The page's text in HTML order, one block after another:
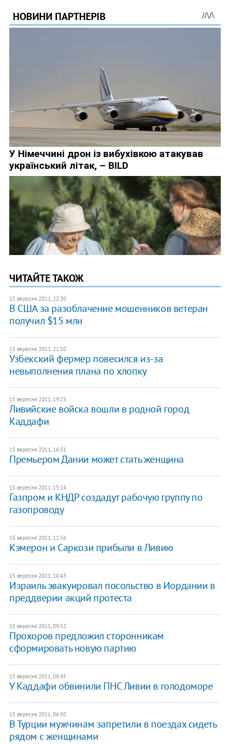
ЧИТАЙТЕ ТАКОЖ
15 вересня 2011, 22:30
В США за разоблачение мошенников ветеран
получил $15 млн
15 вересня 2011, 22:10
Узбекский фермер повесился из-за
невыполнения плана по хлопку
15 вересня 2011, 19:25
Ливийские войска вошли в родной город
Каддафи
15 вересня 2011, 16:51
Премьером Дании может стать женщина
15 вересня 2011, 15:14
Газпром и КНДР создадут рабочую группу по
газопроводу
15 вересня 2011, 11:56
Кэмерон и Саркози прибыли в Ливию
15 вересня 2011, 10:43
Израиль эвакуировал посольство в Иордании в
преддверии акций протеста
15 вересня 2011, 09:52
Прохоров предложил сторонникам
сформировать новую партию
15 вересня 2011, 08:45
У Каддафи обвинили ПНС Ливии в голодоморе
15 вересня 2011, 06:50
В Турции мужчинам запретили в поездах сидеть
рядом с женщинами